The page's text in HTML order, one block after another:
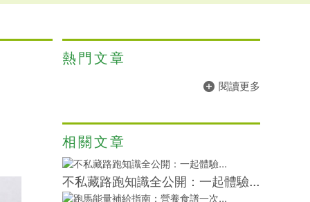
熱門文章
閱讀更多
相關文章
不私藏路跑知識全公開：一起體驗...